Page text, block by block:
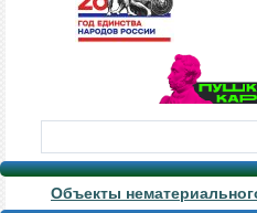
Объекты